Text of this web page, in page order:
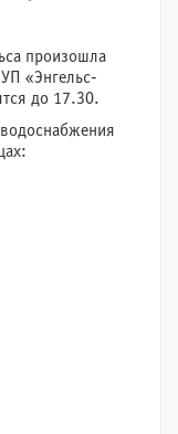
произошла
«Энгельс-
до 17.30.